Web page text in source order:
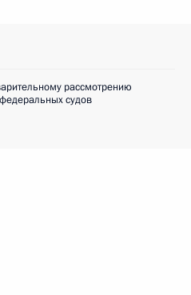
рассмотрению
судов